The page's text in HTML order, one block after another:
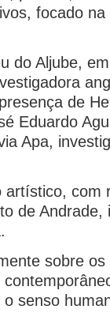
focado
do Aljube,
de
Eduardo
Apa,
com
de Andrade,
sobre
senso